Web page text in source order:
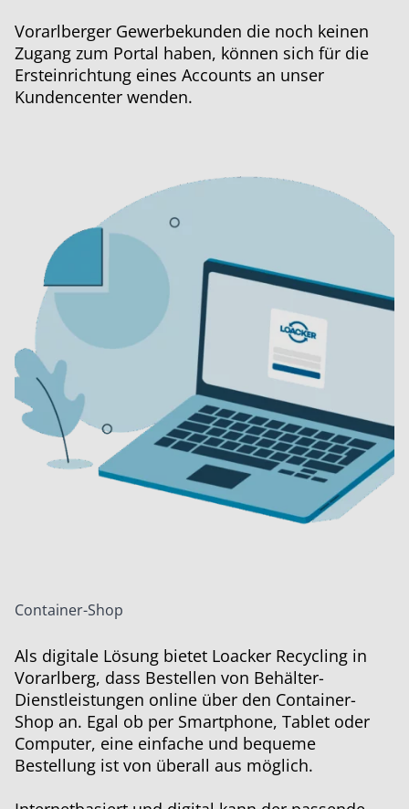
Vorarlberger Gewerbekunden die noch keinen
Zugang zum Portal haben, können sich für die
Ersteinrichtung eines Accounts an unser
Kundencenter wenden.
Container-Shop
Als digitale Lösung bietet Loacker Recycling in
Vorarlberg, dass Bestellen von Behälter-
Dienstleistungen online über den Container-
Shop an. Egal ob per Smartphone, Tablet oder
Computer, eine einfache und bequeme
Bestellung ist von überall aus möglich.